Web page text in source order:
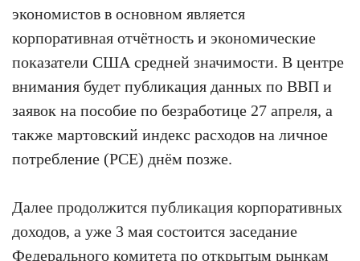
экономистов в основном является
корпоративная отчётность и экономические
показатели США средней значимости. В центре
внимания будет публикация данных по ВВП и
заявок на пособие по безработице 27 апреля, а
также мартовский индекс расходов на личное
потребление (PCE) днём позже.
Далее продолжится публикация корпоративных
доходов, а уже 3 мая состоится заседание
Федерального комитета по открытым рынкам